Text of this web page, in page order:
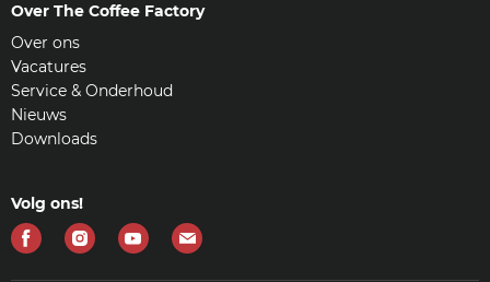
Over The Coffee Factory
Over ons
Vacatures
Service & Onderhoud
Nieuws
Downloads
Volg ons!
Vind
Vind
Vind
Vind